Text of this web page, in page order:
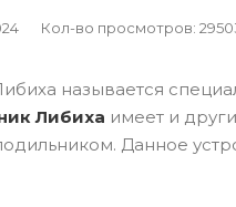
Кол-во просмотров:
называется
Либиха имеет и
Данное